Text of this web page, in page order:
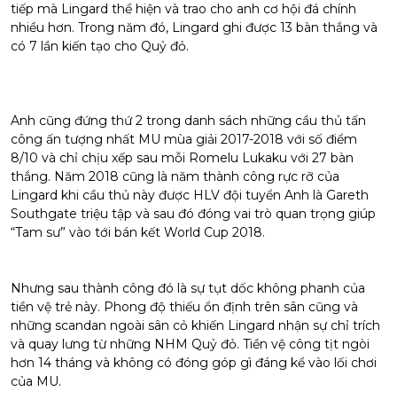
tiếp mà Lingard thể hiện và trao cho anh cơ hội đá chính
nhiều hơn. Trong năm đó, Lingard ghi được 13 bàn thắng và
có 7 lần kiến tạo cho Quỷ đỏ.
Anh cũng đứng thứ 2 trong danh sách những cầu thủ tấn
công ấn tượng nhất MU mùa giải 2017-2018 với số điểm
8/10 và chỉ chịu xếp sau mỗi Romelu Lukaku với 27 bàn
thắng. Năm 2018 cũng là năm thành công rực rỡ của
Lingard khi cầu thủ này được HLV đội tuyển Anh là Gareth
Southgate triệu tập và sau đó đóng vai trò quan trọng giúp
“Tam sư” vào tới bán kết World Cup 2018.
Nhưng sau thành công đó là sự tụt dốc không phanh của
tiền vệ trẻ này. Phong độ thiếu ổn định trên sân cũng và
những scandan ngoài sân cỏ khiến Lingard nhận sự chỉ trích
và quay lưng từ những NHM Quỷ đỏ. Tiền vệ công tịt ngòi
hơn 14 tháng và không có đóng góp gì đáng kể vào lối chơi
của MU.